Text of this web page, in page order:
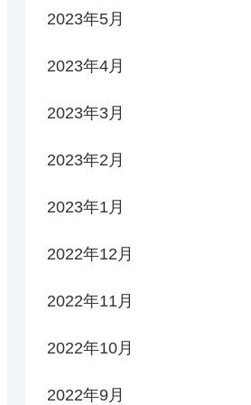
2023年5月
2023年4月
2023年3月
2023年2月
2023年1月
2022年12月
2022年11月
2022年10月
2022年9月